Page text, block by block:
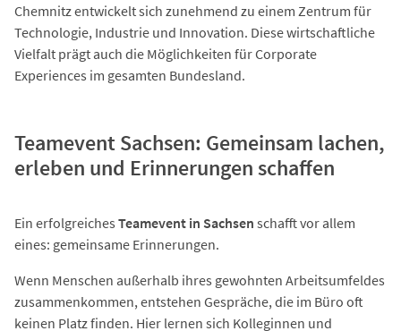
Chemnitz entwickelt sich zunehmend zu einem Zentrum für
Technologie, Industrie und Innovation. Diese wirtschaftliche
Vielfalt prägt auch die Möglichkeiten für Corporate
Experiences im gesamten Bundesland.
Teamevent Sachsen: Gemeinsam lachen,
erleben und Erinnerungen schaffen
Ein erfolgreiches Teamevent in Sachsen schafft vor allem
eines: gemeinsame Erinnerungen.
Wenn Menschen außerhalb ihres gewohnten Arbeitsumfeldes
zusammenkommen, entstehen Gespräche, die im Büro oft
keinen Platz finden. Hier lernen sich Kolleginnen und